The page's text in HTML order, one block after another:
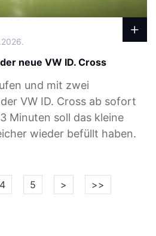
neue VW ID. Cross
und mit zwei
VW ID. Cross ab sofort
Minuten soll das kleine
wieder befüllt haben.
4 5 > >>